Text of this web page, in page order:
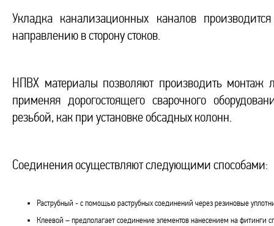
Укладка канализационных каналов
направлению в сторону стоков.
НПВХ материалы позволяют производить монтаж
применяя дорогостоящего сварочного
резьбой, как при установке обсадных колонн.
Соединения осуществляют следующими способами:
Раструбный - с помощью раструбных соединений через резиновые
Клеевой – предполагает соединение элементов нанесением на фитинги